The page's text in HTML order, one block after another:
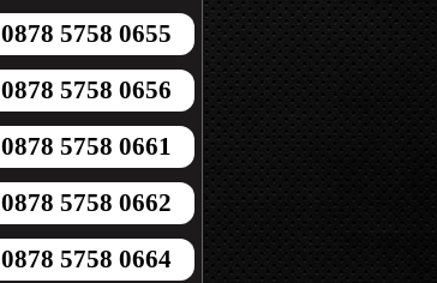
0878 5758 0655
0878 5758 0656
0878 5758 0661
0878 5758 0662
0878 5758 0664